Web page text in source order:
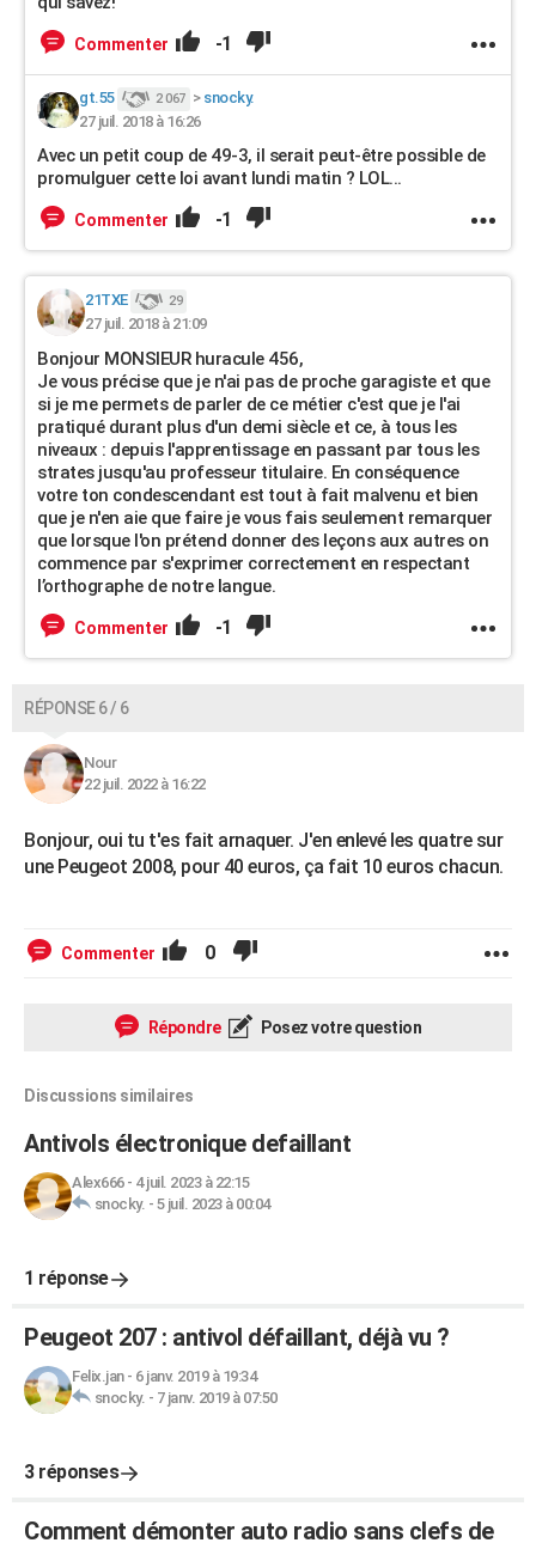
Commenter -1
gt.55 2 067 > snocky.
27 juil. 2018 à 16:26
Avec un petit coup de 49-3, il serait peut-être possible de
promulguer cette loi avant lundi matin ? LOL...
Commenter -1
21TXE 29
27 juil. 2018 à 21:09
Bonjour MONSIEUR huracule 456,
Je vous précise que je n'ai pas de proche garagiste et que
si je me permets de parler de ce métier c'est que je l'ai
pratiqué durant plus d'un demi siècle et ce, à tous les
niveaux : depuis l'apprentissage en passant par tous les
strates jusqu'au professeur titulaire. En conséquence
votre ton condescendant est tout à fait malvenu et bien
que je n'en aie que faire je vous fais seulement remarquer
que lorsque l'on prétend donner des leçons aux autres on
commence par s'exprimer correctement en respectant
l’orthographe de notre langue.
Commenter -1
RÉPONSE 6 / 6
Nour
22 juil. 2022 à 16:22
Bonjour, oui tu t'es fait arnaquer. J'en enlevé les quatre sur
une Peugeot 2008, pour 40 euros, ça fait 10 euros chacun.
Commenter 0
Répondre Posez votre question
Discussions similaires
Antivols électronique defaillant
Alex666- 4 juil. 2023 à 22:15
snocky. - 5 juil. 2023 à 00:04
1 réponse
Peugeot 207 : antivol défaillant, déjà vu ?
Felix.jan- 6 janv. 2019 à 19:34
snocky. - 7 janv. 2019 à 07:50
3 réponses
Comment démonter auto radio sans clefs de